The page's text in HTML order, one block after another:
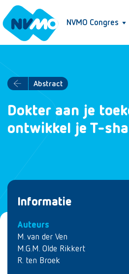
NVMO Congres
Abstract
Dokter aan je
ontwikkel je T-
Informatie
Auteurs
M. van der Ven
M.G.M. Olde Rikkert
R. ten Broek